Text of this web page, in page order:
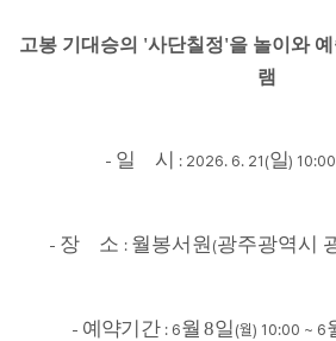
고봉 기대승의 '사단칠정'을 놀이와
램
- 일 시 : 2026. 6. 21(일)
- 장 소 : 월봉서원 (광주광역시
- 예약기간 : 6월8일 (월) 10:00 ~ 6